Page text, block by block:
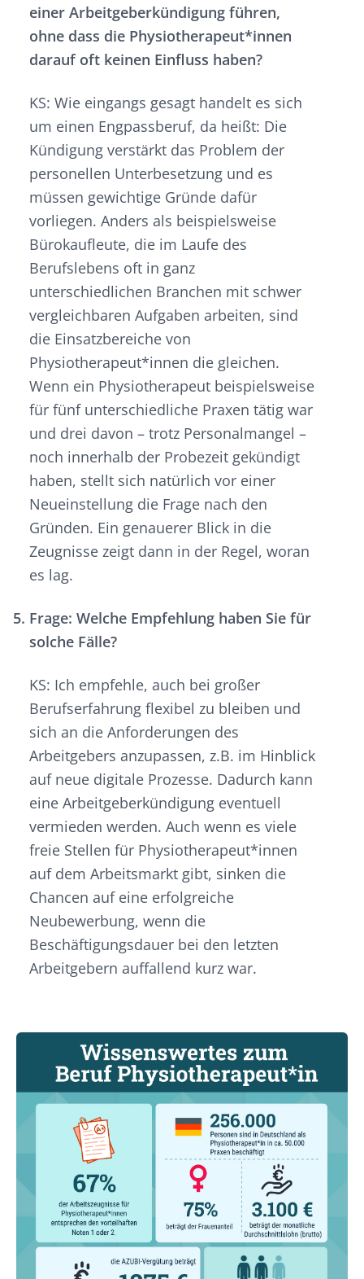
einer Arbeitgeberkündigung führen,
ohne dass die Physiotherapeut*innen
darauf oft keinen Einfluss haben?
KS: Wie eingangs gesagt handelt es sich
um einen Engpassberuf, da heißt: Die
Kündigung verstärkt das Problem der
personellen Unterbesetzung und es
müssen gewichtige Gründe dafür
vorliegen. Anders als beispielsweise
Bürokaufleute, die im Laufe des
Berufslebens oft in ganz
unterschiedlichen Branchen mit schwer
vergleichbaren Aufgaben arbeiten, sind
die Einsatzbereiche von
Physiotherapeut*innen die gleichen.
Wenn ein Physiotherapeut beispielsweise
für fünf unterschiedliche Praxen tätig war
und drei davon – trotz Personalmangel –
noch innerhalb der Probezeit gekündigt
haben, stellt sich natürlich vor einer
Neueinstellung die Frage nach den
Gründen. Ein genauerer Blick in die
Zeugnisse zeigt dann in der Regel, woran
es lag.
Frage: Welche Empfehlung haben Sie für
solche Fälle?
KS: Ich empfehle, auch bei großer
Berufserfahrung flexibel zu bleiben und
sich an die Anforderungen des
Arbeitgebers anzupassen, z.B. im Hinblick
auf neue digitale Prozesse. Dadurch kann
eine Arbeitgeberkündigung eventuell
vermieden werden. Auch wenn es viele
freie Stellen für Physiotherapeut*innen
auf dem Arbeitsmarkt gibt, sinken die
Chancen auf eine erfolgreiche
Neubewerbung, wenn die
Beschäftigungsdauer bei den letzten
Arbeitgebern auffallend kurz war.